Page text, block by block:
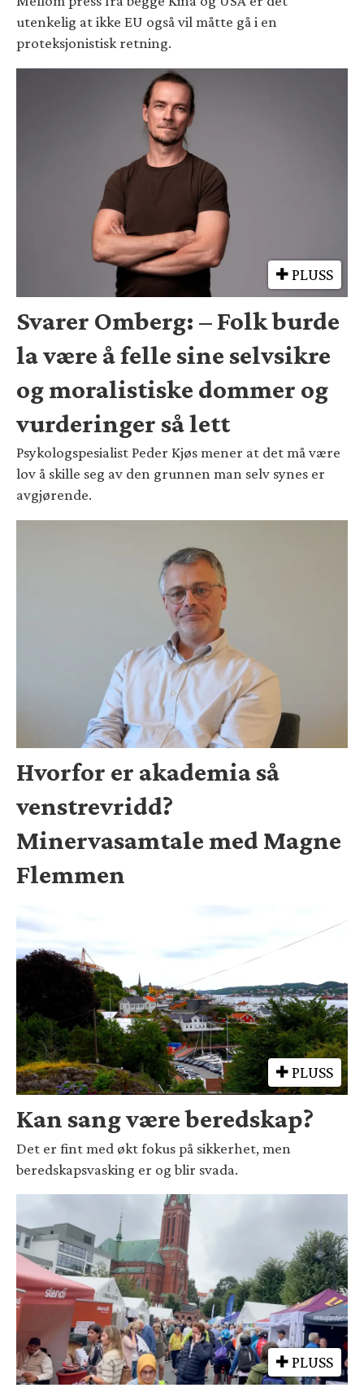
utenkelig at ikke EU også vil måtte gå i en
proteksjonistisk retning.
PLUSS
Svarer Omberg: – Folk burde
la være å felle sine selvsikre
og moralistiske dommer og
vurderinger så lett
Psykologspesialist Peder Kjøs mener at det må være
lov å skille seg av den grunnen man selv synes er
avgjørende.
Hvorfor er akademia så
venstrevridd?
Minervasamtale med Magne
Flemmen
PLUSS
Kan sang være beredskap?
Det er fint med økt fokus på sikkerhet, men
beredskapsvasking er og blir svada.
PLUSS